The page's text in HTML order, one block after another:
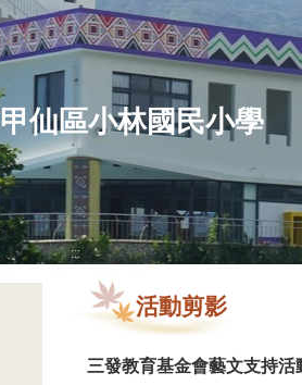
仙區小林國民小學
:::
活動剪影
三發教育基金會藝文支持活